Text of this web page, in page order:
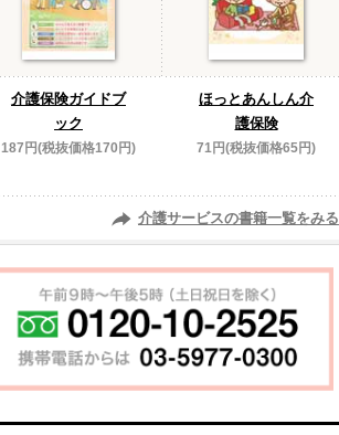
介護保険ガイドブ
ック
187円(税抜価格170円)
ほっとあんしん介
護保険
71円(税抜価格65円)
介護サービスの書籍一覧をみる